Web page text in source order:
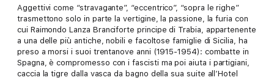
Aggettivi come “stravagante”, “eccentrico”, “sopra le righe”
trasmettono solo in parte la vertigine, la passione, la furia con
cui Raimondo Lanza Branciforte principe di Trabia, appartenente
a una delle più antiche, nobili e facoltose famiglie di Sicilia, ha
preso a morsi i suoi trentanove anni (1915-1954): combatte in
Spagna, è compromesso con i fascisti ma poi aiuta i partigiani,
caccia la tigre dalla vasca da bagno della sua suite all’Hotel